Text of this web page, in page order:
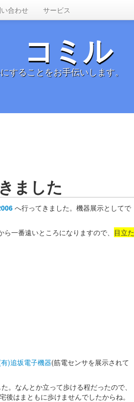
合わせ サービス
コミル
することをお手伝いします。
ました
へ行ってきました。機器展示としてで
一番遠いところになりますので、 目立た
)追坂電子機器(筋電センサを展示されて
。なんとか立って歩ける程だったので、
はまともに歩けませんでしたからね。